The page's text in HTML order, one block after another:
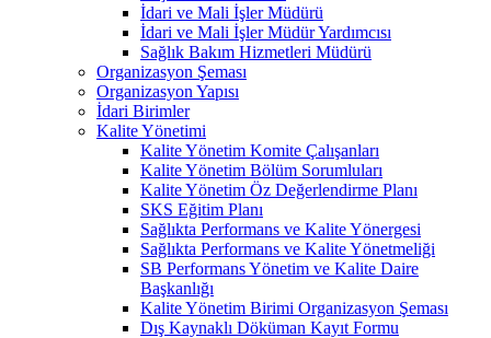
İdari ve Mali İşler Müdürü
İdari ve Mali İşler Müdür Yardımcısı
Sağlık Bakım Hizmetleri Müdürü
Organizasyon Şeması
Organizasyon Yapısı
İdari Birimler
Kalite Yönetimi
Kalite Yönetim Komite Çalışanları
Kalite Yönetim Bölüm Sorumluları
Kalite Yönetim Öz Değerlendirme Planı
SKS Eğitim Planı
Sağlıkta Performans ve Kalite Yönergesi
Sağlıkta Performans ve Kalite Yönetmeliği
SB Performans Yönetim ve Kalite Daire
Başkanlığı
Kalite Yönetim Birimi Organizasyon Şeması
Dış Kaynaklı Döküman Kayıt Formu